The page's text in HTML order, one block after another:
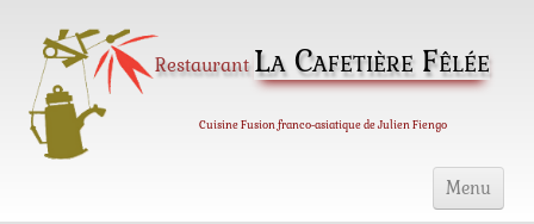
Restaurant La Cafetière Fêlée
Cuisine Fusion franco-asiatique de Julien Fiengo
Menu